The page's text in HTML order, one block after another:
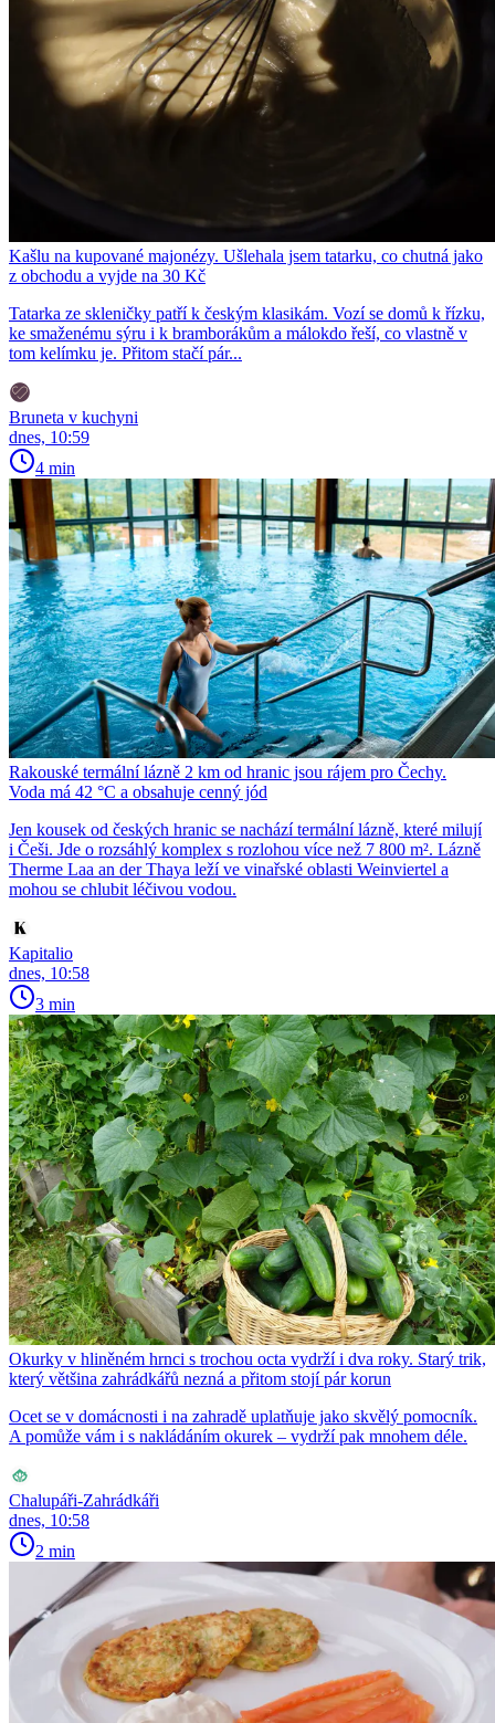
Kašlu na kupované majonézy. Ušlehala jsem tatarku, co chutná jako
z obchodu a vyjde na 30 Kč
Tatarka ze skleničky patří k českým klasikám. Vozí se domů k řízku,
ke smaženému sýru i k bramborákům a málokdo řeší, co vlastně v
tom kelímku je. Přitom stačí pár...
Bruneta v kuchyni
dnes, 10:59
4 min
Rakouské termální lázně 2 km od hranic jsou rájem pro Čechy.
Voda má 42 °C a obsahuje cenný jód
Jen kousek od českých hranic se nachází termální lázně, které milují
i Češi. Jde o rozsáhlý komplex s rozlohou více než 7 800 m². Lázně
Therme Laa an der Thaya leží ve vinařské oblasti Weinviertel a
mohou se chlubit léčivou vodou.
Kapitalio
dnes, 10:58
3 min
Okurky v hliněném hrnci s trochou octa vydrží i dva roky. Starý trik,
který většina zahrádkářů nezná a přitom stojí pár korun
Ocet se v domácnosti i na zahradě uplatňuje jako skvělý pomocník.
A pomůže vám i s nakládáním okurek – vydrží pak mnohem déle.
Chalupáři-Zahrádkáři
dnes, 10:58
2 min